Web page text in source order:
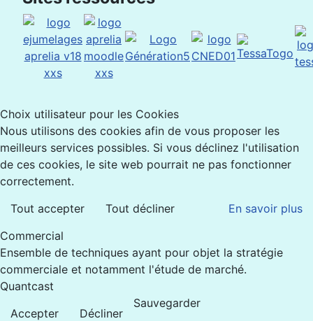
Choix utilisateur pour les Cookies
Nous utilisons des cookies afin de vous proposer les
meilleurs services possibles. Si vous déclinez l'utilisation
de ces cookies, le site web pourrait ne pas fonctionner
correctement.
Tout accepter
Tout décliner
En savoir plus
Commercial
Ensemble de techniques ayant pour objet la stratégie
commerciale et notamment l'étude de marché.
Quantcast
Accepter
Décliner
Sauvegarder